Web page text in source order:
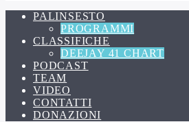
PALINSESTO
PROGRAMMI
CLASSIFICHE
DEEJAY 41 CHART
PODCAST
TEAM
VIDEO
CONTATTI
DONAZIONI